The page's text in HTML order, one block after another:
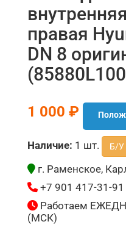
правая
DN 8
1 000 ₽
Наличие: 1 шт. Б/У
г. Раменское,
+7 901 417-31-91
Работаем
(МСК)